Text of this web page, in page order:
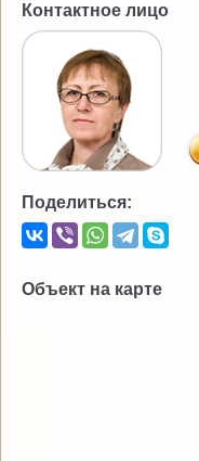
Контактное лицо
Поделиться:
Объект на карте